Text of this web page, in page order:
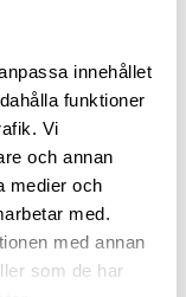
innehållet
funktioner
Vi
och annan
medier och
med.
med annan
som de har
på undersidan